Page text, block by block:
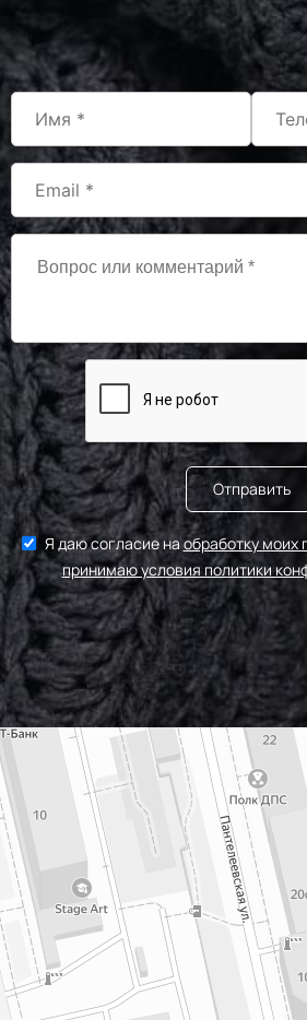
Отправить
Я даю согласие наобработку моих
принимаю условия политики